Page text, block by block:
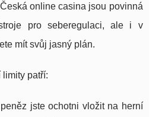
online casina jsou povinná
pro seberegulaci, ale i v
mít svůj jasný plán.
limity patří:
jste ochotni vložit na herní